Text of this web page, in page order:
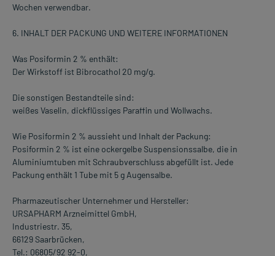
Wochen verwendbar.
6. INHALT DER PACKUNG UND WEITERE INFORMATIONEN
Was Posiformin 2 % enthält:
Der Wirkstoff ist Bibrocathol 20 mg/g.
Die sonstigen Bestandteile sind:
weißes Vaselin, dickflüssiges Paraffin und Wollwachs.
Wie Posiformin 2 % aussieht und Inhalt der Packung:
Posiformin 2 % ist eine ockergelbe Suspensionssalbe, die in
Aluminiumtuben mit Schraubverschluss abgefüllt ist. Jede
Packung enthält 1 Tube mit 5 g Augensalbe.
Pharmazeutischer Unternehmer und Hersteller:
URSAPHARM Arzneimittel GmbH,
Industriestr. 35,
66129 Saarbrücken,
Tel.: 06805/92 92-0,